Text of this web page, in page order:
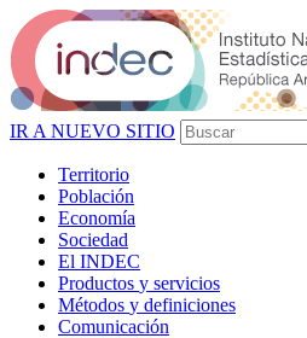
IR A NUEVO SITIO
Territorio
Población
Economía
Sociedad
El INDEC
Productos y servicios
Métodos y definiciones
Comunicación